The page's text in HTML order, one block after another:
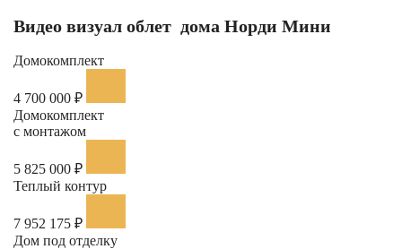
Видео визуал облет дома Норди Мини
Домокомплект
4 700 000 ₽
Домокомплект
с монтажом
5 825 000 ₽
Теплый контур
7 952 175 ₽
Дом под отделку